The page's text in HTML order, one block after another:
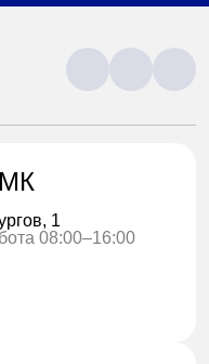
1
08:00–16:00